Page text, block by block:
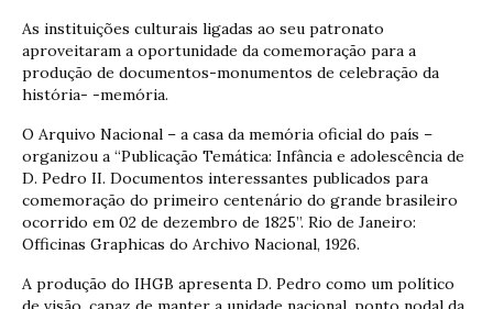
As instituições culturais ligadas ao seu patronato
aproveitaram a oportunidade da comemoração para a
produção de documentos-monumentos de celebração da
história- -memória.
O Arquivo Nacional – a casa da memória oficial do país –
organizou a “Publicação Temática: Infância e adolescência de
D. Pedro II. Documentos interessantes publicados para
comemoração do primeiro centenário do grande brasileiro
ocorrido em 02 de dezembro de 1825”. Rio de Janeiro:
Officinas Graphicas do Archivo Nacional, 1926.
A produção do IHGB apresenta D. Pedro como um político